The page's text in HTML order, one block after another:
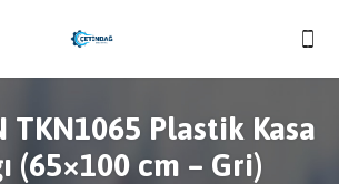
TKN1065 Plastik Kasa
(65×100 cm – Gri)